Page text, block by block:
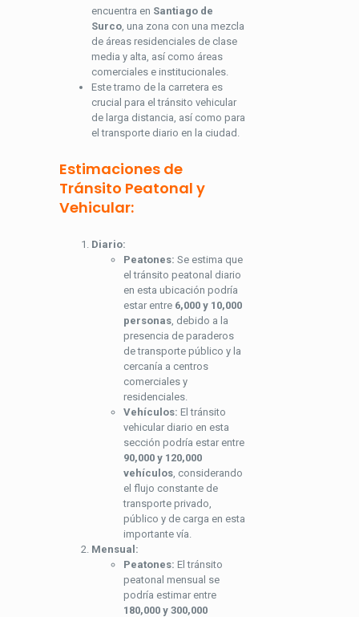
encuentra en Santiago de
Surco , una zona con una mezcla
de áreas residenciales de clase
media y alta, así como áreas
comerciales e institucionales.
Este tramo de la carretera es
crucial para el tránsito vehicular
de larga distancia, así como para
el transporte diario en la ciudad.
Estimaciones de
Tránsito Peatonal y
Vehicular:
Diario:
Peatones: Se estima que
el tránsito peatonal diario
en esta ubicación podría
estar entre 6,000 y 10,000
personas , debido a la
presencia de paraderos
de transporte público y la
cercanía a centros
comerciales y
residenciales.
Vehículos: El tránsito
vehicular diario en esta
sección podría estar entre
90,000 y 120,000
vehículos , considerando
el flujo constante de
transporte privado,
público y de carga en esta
importante vía.
Mensual:
Peatones: El tránsito
peatonal mensual se
podría estimar entre
180,000 y 300,000